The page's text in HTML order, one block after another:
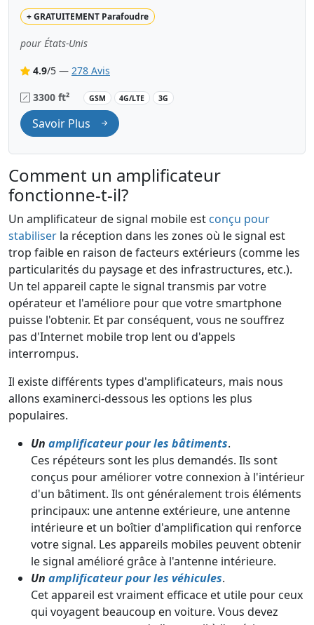
+GRATUITEMENTParafoudre
pour États-Unis
4.9/5 — 278 Avis
3300 ft²
GSM 4G/LTE 3G
Savoir Plus
Comment un amplificateur
fonctionne-t-il?
Un amplificateur de signal mobile est conçu pour
stabiliser la réception dans les zones où le signal est
trop faible en raison de facteurs extérieurs (comme les
particularités du paysage et des infrastructures, etc.).
Un tel appareil capte le signal transmis par votre
opérateur et l'améliore pour que votre smartphone
puisse l'obtenir. Et par conséquent, vous ne souffrez
pas d'Internet mobile trop lent ou d'appels
interrompus.
Il existe différents types d'amplificateurs, mais nous
allons examinerci-dessous les options les plus
populaires.
Un amplificateur pour les bâtiments.
Ces répéteurs sont les plus demandés. Ils sont
conçus pour améliorer votre connexion à l'intérieur
d'un bâtiment. Ils ont généralement trois éléments
principaux: une antenne extérieure, une antenne
intérieure et un boîtier d'amplification qui renforce
votre signal. Les appareils mobiles peuvent obtenir
le signal amélioré grâce à l'antenne intérieure.
Un amplificateur pour les véhicules.
Cet appareil est vraiment efficace et utile pour ceux
qui voyagent beaucoup en voiture. Vous devez